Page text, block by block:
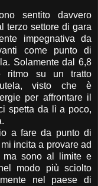
sentito davvero
terzo settore di gara
impegnativa da
come punto di
Solamente dal 6,8
ritmo su un tratto
visto che è
per affrontare il
spetta da lì a poco,
a fare da punto di
incita a provare ad
ma sono al limite e
modo più sciolto
nel paese di